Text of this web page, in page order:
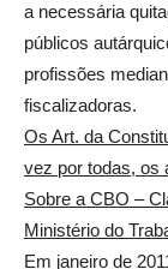
a necessária
públicos
profissões
fiscalizadoras.
Os Art. da
vez por todas, os
Sobre a CBO –
Ministério do
Em janeiro de